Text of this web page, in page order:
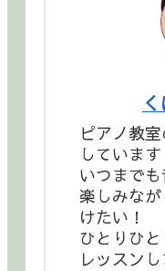
ピアノ教
しています
いつまでも
楽しみな
けたい！
ひとりひ
レッスン